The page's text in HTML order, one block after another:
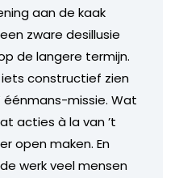
aan de kaak
zware desillusie
de langere termijn.
iets constructief zien
éénmans-missie. Wat
acties à la van ’t
open maken. En
werk veel mensen